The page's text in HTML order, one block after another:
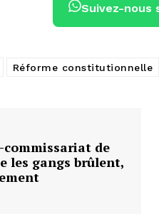
Suivez-nous
Réforme constitutionnelle
de
les gangs brûlent,